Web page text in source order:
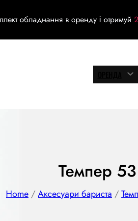
обладнання в оренду і отримуй
Темпер
Home /Аксесуари бариста /